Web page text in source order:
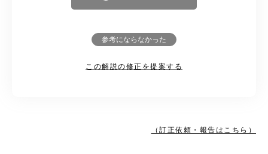
参考にならなかった
この解説の修正を提案する
（訂正依頼・報告はこちら）